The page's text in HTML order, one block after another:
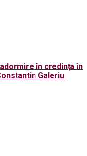
în credința în
Galeriu